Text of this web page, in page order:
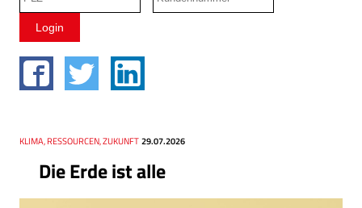
Die Erde ist alle
Thema
KLIMA, RESSOURCEN, ZUKUNFT
Datum 29.07.2026